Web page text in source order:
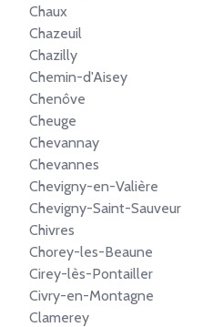
Chaux
Chazeuil
Chazilly
Chemin-d'Aisey
Chenôve
Cheuge
Chevannay
Chevannes
Chevigny-en-Valière
Chevigny-Saint-Sauveur
Chivres
Chorey-les-Beaune
Cirey-lès-Pontailler
Civry-en-Montagne
Clamerey